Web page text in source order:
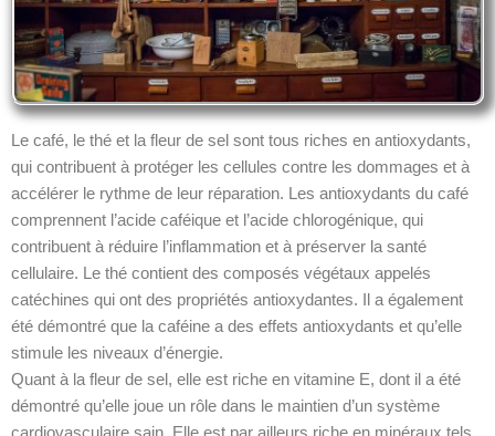
Le café, le thé et la fleur de sel sont tous riches en antioxydants,
qui contribuent à protéger les cellules contre les dommages et à
accélérer le rythme de leur réparation. Les antioxydants du café
comprennent l’acide caféique et l’acide chlorogénique, qui
contribuent à réduire l’inflammation et à préserver la santé
cellulaire. Le thé contient des composés végétaux appelés
catéchines qui ont des propriétés antioxydantes. Il a également
été démontré que la caféine a des effets antioxydants et qu’elle
stimule les niveaux d’énergie.
Quant à la fleur de sel, elle est riche en vitamine E, dont il a été
démontré qu’elle joue un rôle dans le maintien d’un système
cardiovasculaire sain. Elle est par ailleurs riche en minéraux tels